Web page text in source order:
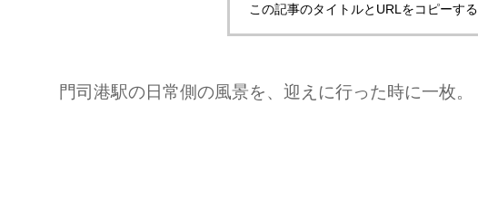
この記事のタイトルとURLをコピーする
門司港駅の日常側の風景を、迎えに行った時に一枚。